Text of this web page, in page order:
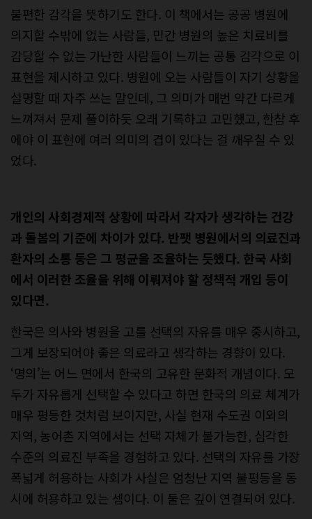
불편한 감각을 뜻하기도 한다. 이 책에서는 공공 병원에
의지할 수밖에 없는 사람들, 민간 병원의 높은 치료비를
감당할 수 없는 가난한 사람들이 느끼는 공통 감각으로 이
표현을 제시하고 있다. 병원에 오는 사람들이 자기 상황을
설명할 때 자주 쓰는 말인데, 그 의미가 매번 약간 다르게
느껴져서 문제 풀이하듯 오래 기록하고 고민했고, 한참 후
에야 이 표현에 여러 의미의 겹이 있다는 걸 깨우칠 수 있
었다.
개인의 사회경제적 상황에 따라서 각자가 생각하는 건강
과 돌봄의 기준에 차이가 있다. 반팻 병원에서의 의료진과
환자의 소통 등은 그 평균을 조율하는 듯했다. 한국 사회
에서 이러한 조율을 위해 이뤄져야 할 정책적 개입 등이
있다면.
한국은 의사와 병원을 고를 선택의 자유를 매우 중시하고,
그게 보장되어야 좋은 의료라고 생각하는 경향이 있다.
‘명의’는 어느 면에서 한국의 고유한 문화적 개념이다. 모
두가 자유롭게 선택할 수 있다고 하면 한국의 의료 체계가
매우 평등한 것처럼 보이지만, 사실 현재 수도권 이외의
지역, 농어촌 지역에서는 선택 자체가 불가능한, 심각한
수준의 의료진 부족을 경험하고 있다. 선택의 자유를 가장
폭넓게 허용하는 사회가 사실은 엄청난 지역 불평등을 동
시에 허용하고 있는 셈이다. 이 둘은 깊이 연결되어 있다.